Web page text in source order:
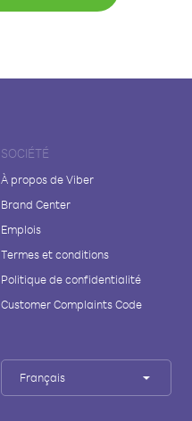
SOCIÉTÉ
À propos de Viber
Brand Center
Emplois
Termes et conditions
Politique de confidentialité
Customer Complaints Code
Français